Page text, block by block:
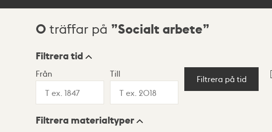
Sökresultat
0 träffar på Socialt arbete
Visningsläge
Lista Karta
Filtrera tid
Från Till
Filtrera på tid
Filtrera materialtyper